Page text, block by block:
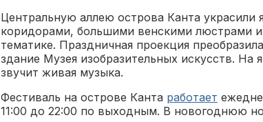
Центральную аллею острова Канта
коридорами, большими венскими люстрами
тематике. Праздничная проекция
здание Музея изобразительных искусств. На
звучит живая музыка.
Фестиваль на острове Канта работает
11:00 до 22:00 по выходным. В новогоднюю